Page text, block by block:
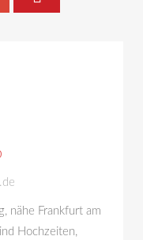
nähe Frankfurt am
Hochzeiten,